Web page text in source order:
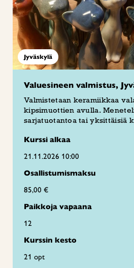
Jyväskylä
Valuesineen valmistus,
Valmistetaan keramiikkaa
kipsimuottien avulla.
sarjatuotantoa tai yksittäisiä
Kurssi alkaa
21.11.2026 10:00
Osallistumismaksu
85,00 €
Paikkoja vapaana
12
Kurssin kesto
21 opt